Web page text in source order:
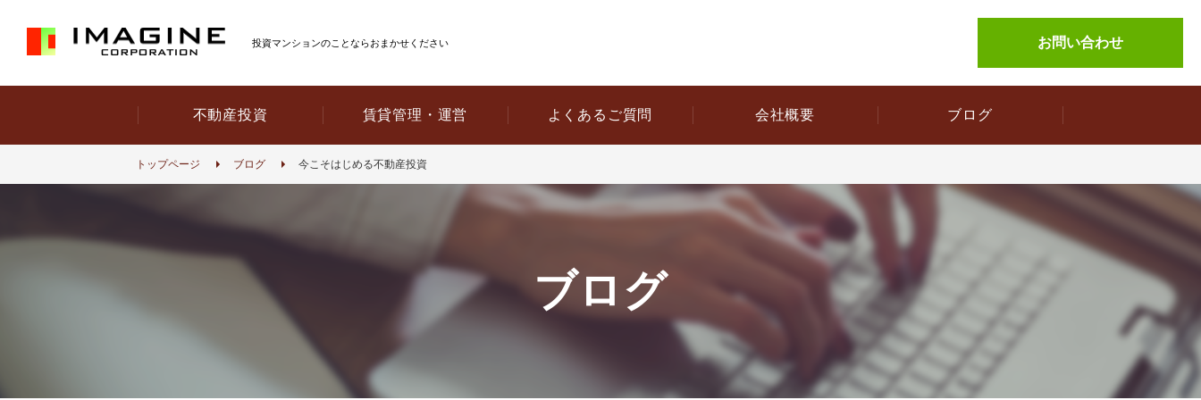
投資マンションのことならおまかせください お問い合わせ
不動産投資 賃貸管理・運営 よくあるご質問 会社概要 ブログ
トップページ ブログ 今こそはじめる不動産投資
ブログ